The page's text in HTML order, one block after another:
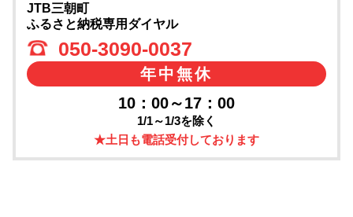
JTB三朝町
ふるさと納税専用ダイヤル
050-3090-0037
年中無休
10：00～17：00
1/1～1/3を除く
★土日も電話受付しております